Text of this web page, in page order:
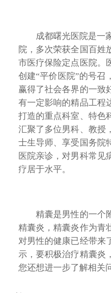
成都曙光医院是一家
院，多次荣获全国百姓
市医疗保险定点医院。
创建“平价医院”的号召
赢得了社会各界的一致
有一定影响的精品工程
打造的重点科室、特色
汇聚了多位男科、教授
士生导师、享受国务院
医院亲诊，对男科常见
疗居于水平。
精囊是男性的一个附
精囊炎，精囊炎作为青
对男性的健康已经带来
示，要积极治疗精囊炎
您还想进一步了解相关